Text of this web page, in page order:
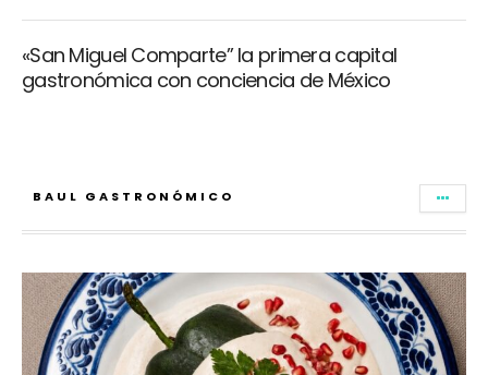
«San Miguel Comparte” la primera capital
gastronómica con conciencia de México
BAUL GASTRONÓMICO